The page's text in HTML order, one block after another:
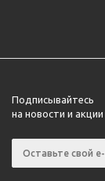
Подписывайтесь
на новости и акции